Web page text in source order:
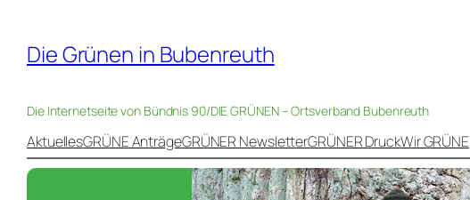
Die Grünen in Bubenreuth
Die Internetseite von Bündnis 90/DIE GRÜNEN – Ortsverband Bubenreuth
AktuellesGRÜNE AnträgeGRÜNER NewsletterGRÜNER DruckWir GRÜNE